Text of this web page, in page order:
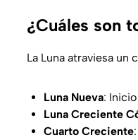
¿Cuáles son
La Luna atraviesa
Luna Nueva:
Luna Creciente
Cuarto Creciente